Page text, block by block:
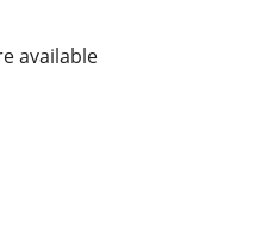
available